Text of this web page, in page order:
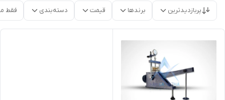
پربازدیدترین برندها قیمت دسته‌بندی فقط